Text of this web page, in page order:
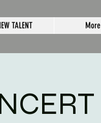
TALENT More